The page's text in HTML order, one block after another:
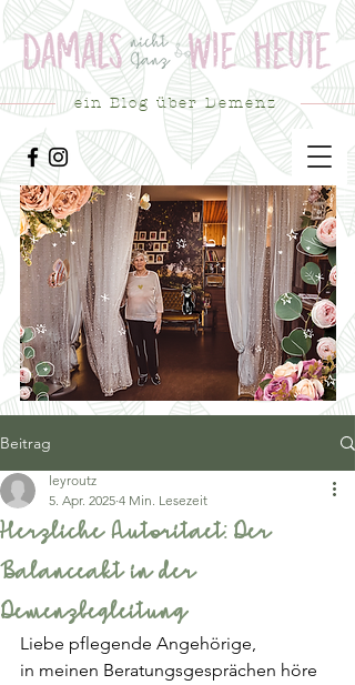
ein Blog über Demenz
Beitrag
Herzliche Autoritaet: Der
Balanceakt in der
Demenzbegleitung
leyroutz
5. Apr. 2025 4 Min. Lesezeit
Liebe pflegende Angehörige,
in meinen Beratungsgesprächen höre